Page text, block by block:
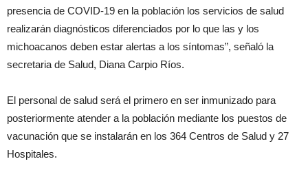
presencia de COVID-19 en la población los servicios de salud
realizarán diagnósticos diferenciados por lo que las y los
michoacanos deben estar alertas a los síntomas”, señaló la
secretaria de Salud, Diana Carpio Ríos.
El personal de salud será el primero en ser inmunizado para
posteriormente atender a la población mediante los puestos de
vacunación que se instalarán en los 364 Centros de Salud y 27
Hospitales.